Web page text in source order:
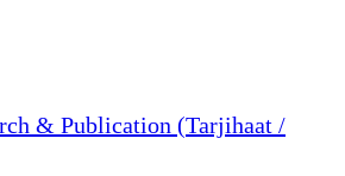
& Publication (Tarjihaat /